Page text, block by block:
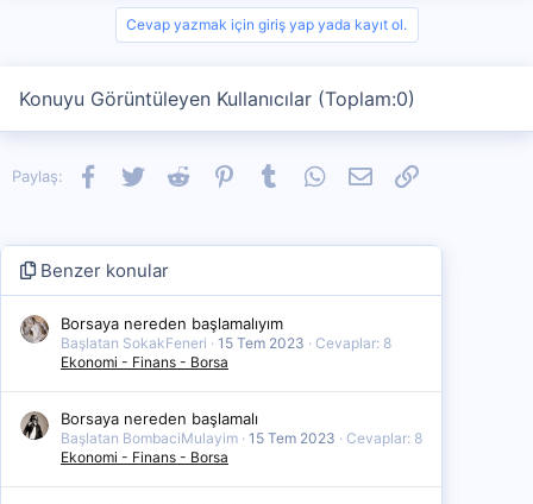
Cevap yazmak için giriş yap yada kayıt ol.
Konuyu Görüntüleyen Kullanıcılar (Toplam:0)
Paylaş: Facebook
TwitterReddit PinterestTumblrWhatsApp
E-postaLink
Benzer konular
Borsaya nereden başlamalıyım
Başlatan SokakFeneri 15 Tem 2023
Cevaplar: 8
Ekonomi - Finans - Borsa
Borsaya nereden başlamalı
Başlatan BombaciMulayim 15 Tem 2023
Cevaplar: 8
Ekonomi - Finans - Borsa